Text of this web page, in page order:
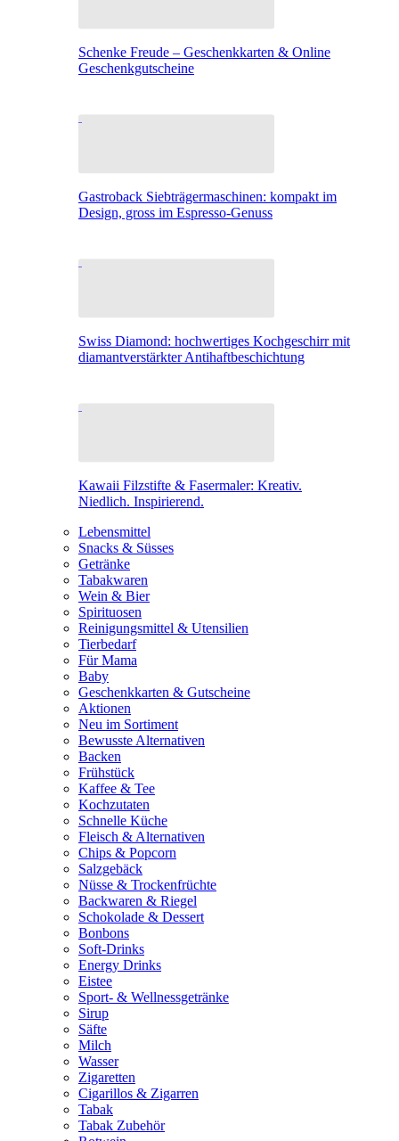
Schenke Freude – Geschenkkarten & Online
Geschenkgutscheine
Gastroback Siebträgermaschinen: kompakt im
Design, gross im Espresso-Genuss
Swiss Diamond: hochwertiges Kochgeschirr mit
diamantverstärkter Antihaftbeschichtung
Kawaii Filzstifte & Fasermaler: Kreativ.
Niedlich. Inspirierend.
Lebensmittel
Snacks & Süsses
Getränke
Tabakwaren
Wein & Bier
Spirituosen
Reinigungsmittel & Utensilien
Tierbedarf
Für Mama
Baby
Geschenkkarten & Gutscheine
Aktionen
Neu im Sortiment
Bewusste Alternativen
Backen
Frühstück
Kaffee & Tee
Kochzutaten
Schnelle Küche
Fleisch & Alternativen
Chips & Popcorn
Salzgebäck
Nüsse & Trockenfrüchte
Backwaren & Riegel
Schokolade & Dessert
Bonbons
Soft-Drinks
Energy Drinks
Eistee
Sport- & Wellnessgetränke
Sirup
Säfte
Milch
Wasser
Zigaretten
Cigarillos & Zigarren
Tabak
Tabak Zubehör